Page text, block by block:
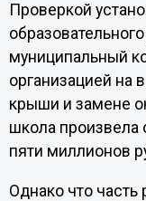
Проверкой
муниципальный
организацией на
крыши и замене
школа произвела
пяти миллионов
Однако что часть